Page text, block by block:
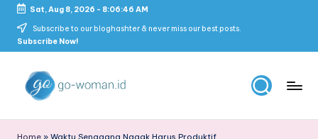
Skip
Sat, Aug 8, 2026 - 8:06:46 AM
Subscribe to our bloghashter & never miss our best posts.
Subscribe Now!
Home » Waktu Senggang Nggak Harus Produktif